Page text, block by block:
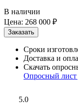
В наличии
Цена: 268 000 ₽
Сроки
Доставка и
Скачать
Опросный лист
5.0